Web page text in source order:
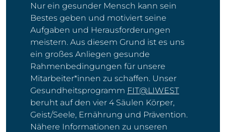
Nur ein gesunder Mensch kann sein
Bestes geben und motiviert seine
Aufgaben und Herausforderungen
meistern. Aus diesem Grund ist es uns
ein großes Anliegen gesunde
Rahmenbedingungen für unsere
Mitarbeiter*innen zu schaffen. Unser
Gesundheitsprogramm FIT@LIWEST
beruht auf den vier 4 Säulen Körper,
Geist/Seele, Ernährung und Prävention.
Nähere Informationen zu unseren